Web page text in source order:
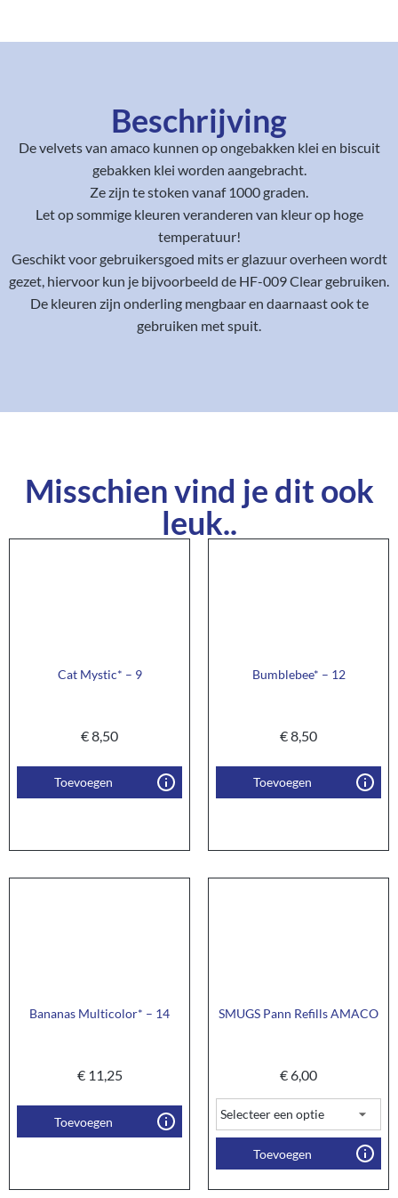
Beschrijving
De velvets van amaco kunnen op ongebakken klei en biscuit
gebakken klei worden aangebracht.
Ze zijn te stoken vanaf 1000 graden.
Let op sommige kleuren veranderen van kleur op hoge
temperatuur!
Geschikt voor gebruikersgoed mits er glazuur overheen wordt
gezet, hiervoor kun je bijvoorbeeld de HF-009 Clear gebruiken.
De kleuren zijn onderling mengbaar en daarnaast ook te
gebruiken met spuit.
Misschien vind je dit ook
leuk..
Cat Mystic* – 9
€8,50
Toevoegen
Bumblebee* – 12
€8,50
Toevoegen
Bananas Multicolor* – 14
€11,25
Toevoegen
SMUGS Pann Refills AMACO
€6,00
Toevoegen